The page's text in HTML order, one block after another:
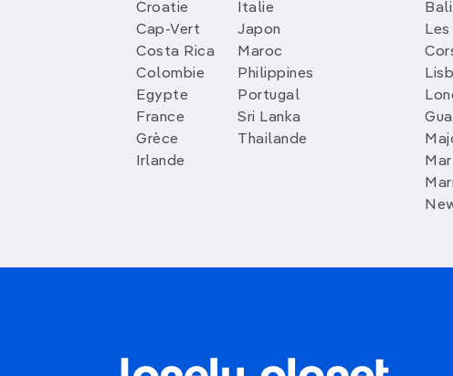
Croatie
Cap-Vert
Costa Rica
Colombie
Egypte
France
Grèce
Irlande
Italie
Japon
Maroc
Philippines
Portugal
Sri Lanka
Thailande
Bali